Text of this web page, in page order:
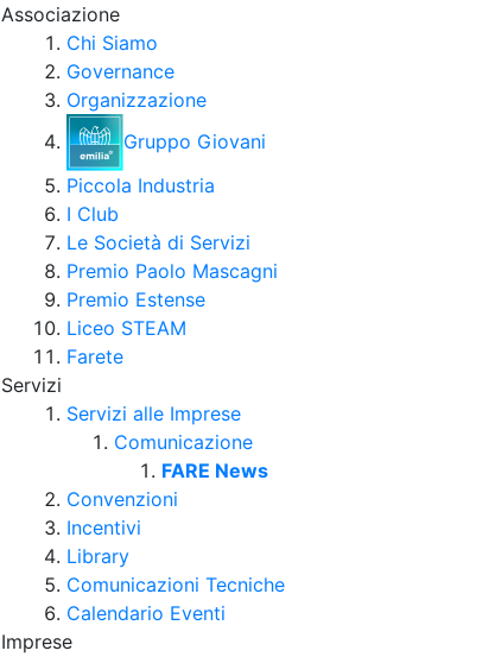
Associazione
Chi Siamo
Governance
Organizzazione
Gruppo Giovani
Piccola Industria
I Club
Le Società di Servizi
Premio Paolo Mascagni
Premio Estense
Liceo STEAM
Farete
Servizi
Servizi alle Imprese
Comunicazione
FARE News
Convenzioni
Incentivi
Library
Comunicazioni Tecniche
Calendario Eventi
Imprese